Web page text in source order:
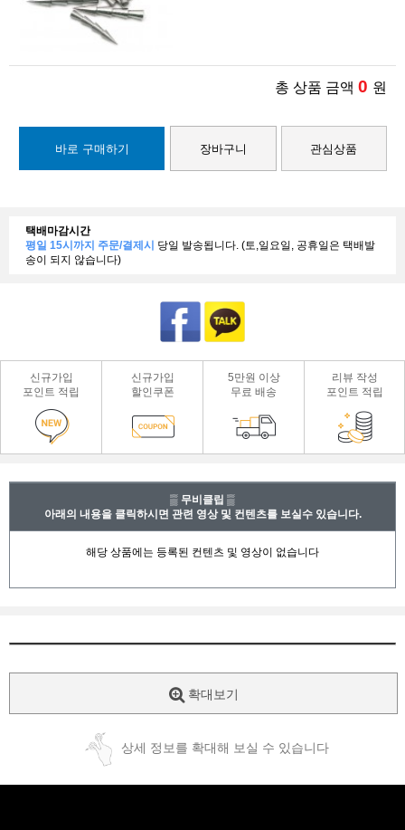
총 상품 금액 0 원
바로 구매하기 장바구니 관심상품
택배마감시간
평일 15시까지 주문/결제시 당일 발송됩니다. (토,일요일, 공휴일은 택배발
송이 되지 않습니다)
신규가입
포인트 적립
신규가입
할인쿠폰
5만원 이상
무료 배송
리뷰 작성
포인트 적립
▒ 무비클립 ▒
아래의 내용을 클릭하시면 관련 영상 및 컨텐츠를 보실수 있습니다.
확대보기
상세 정보를 확대해 보실 수 있습니다